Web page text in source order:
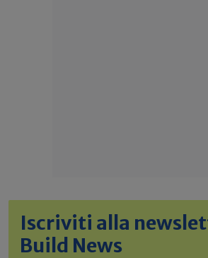
Iscriviti alla
Build News